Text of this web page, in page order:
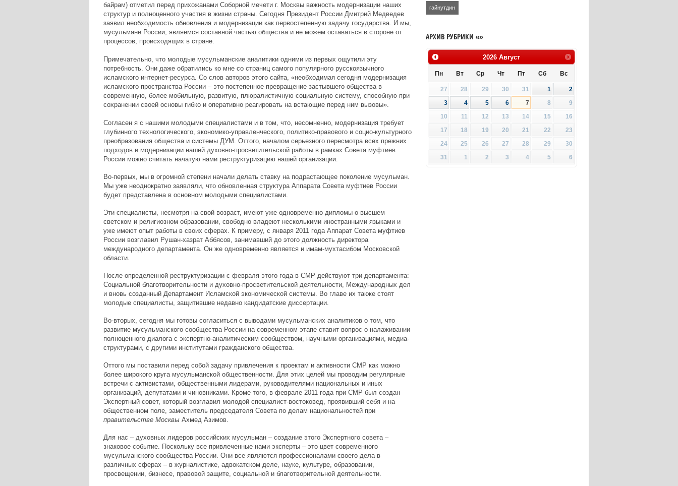
байрам) отметил перед прихожанами Соборной мечети г. Москвы важность модернизации наших
структур и полноценного участия в жизни страны. Сегодня Президент России Дмитрий Медведев
заявил необходимость обновления и модернизации как первостепенную задачу государства. И мы,
мусульмане России, являемся составной частью общества и не можем оставаться в стороне от
процессов, происходящих в стране.
Примечательно, что молодые мусульманские аналитики одними из первых ощутили эту
потребность. Они даже обратились ко мне со страниц самого популярного русскоязычного
исламского интернет-ресурса. Со слов авторов этого сайта, «необходимая сегодня модернизация
исламского пространства России – это постепенное превращение застывшего общества в
современную, более мобильную, развитую, плюралистичную социальную систему, способную при
сохранении своей основы гибко и оперативно реагировать на встающие перед ним вызовы».
Согласен я с нашими молодыми специалистами и в том, что, несомненно, модернизация требует
глубинного технологического, экономико-управленческого, политико-правового и социо-культурного
преобразования общества и системы ДУМ. Оттого, началом серьезного пересмотра всех прежних
подходов и модернизации нашей духовно-просветительской работы в рамках Совета муфтиев
России можно считать начатую нами реструктуризацию нашей организации.
Во-первых, мы в огромной степени начали делать ставку на подрастающее поколение мусульман.
Мы уже неоднократно заявляли, что обновленная структура Аппарата Совета муфтиев России
будет представлена в основном молодыми специалистами.
Эти специалисты, несмотря на свой возраст, имеют уже одновременно дипломы о высшем
светском и религиозном образовании, свободно владеют несколькими иностранными языками и
уже имеют опыт работы в своих сферах. К примеру, с января 2011 года Аппарат Совета муфтиев
России возглавил Рушан-хазрат Аббясов, занимавший до этого должность директора
международного департамента. Он же одновременно является и имам-мухтасибом Московской
области.
После определенной реструктуризации с февраля этого года в СМР действуют три департамента:
Социальной благотворительности и духовно-просветительской деятельности, Международных дел
и вновь созданный Департамент Исламской экономической системы. Во главе их также стоят
молодые специалисты, защитившие недавно кандидатские диссертации.
Во-вторых, сегодня мы готовы согласиться с выводами мусульманских аналитиков о том, что
развитие мусульманского сообщества России на современном этапе ставит вопрос о налаживании
полноценного диалога с экспертно-аналитическим сообществом, научными организациями, медиа-
структурами, с другими институтами гражданского общества.
Оттого мы поставили перед собой задачу привлечения к проектам и активности СМР как можно
более широкого круга мусульманской общественности. Для этих целей мы проводим регулярные
встречи с активистами, общественными лидерами, руководителями национальных и иных
организаций, депутатами и чиновниками. Кроме того, в феврале 2011 года при СМР был создан
Экспертный совет, который возглавил молодой специалист-востоковед, проявивший себя и на
общественном поле, заместитель председателя Совета по делам национальностей при
правительстве МосквыАхмед Азимов.
Для нас – духовных лидеров российских мусульман – создание этого Экспертного совета –
знаковое событие. Поскольку все привлеченные нами эксперты – это цвет современного
мусульманского сообщества России. Они все являются профессионалами своего дела в
различных сферах – в журналистике, адвокатском деле, науке, культуре, образовании,
просвещении, бизнесе, правовой защите, социальной и благотворительной деятельности.
гайнутдин
АРХИВ РУБРИКИ «»
2026 Август
Пн Вт Ср Чт Пт Сб Вс
27 28 29 30 31 1
2
3
4 5 6 7 8
9
10
11 12 13 14 15
16
17
18 19 20 21 22
23
24
25 26 27 28 29
30
31
1 2 3 4 5 6